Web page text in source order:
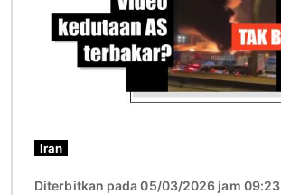
Iran
Diterbitkan pada 05/03/2026 jam 09:23